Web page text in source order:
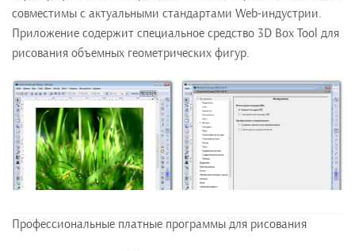
совместимы с актуальными стандартами Web-индустрии.
Приложение содержит специальное средство 3D Box Tool для
рисования объемных геометрических фигур.
Профессиональные платные программы для рисования